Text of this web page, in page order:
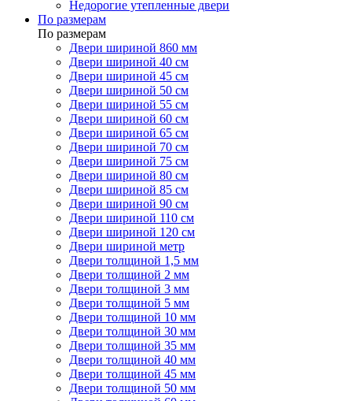
Недорогие утепленные двери
По размерам
По размерам
Двери шириной 860 мм
Двери шириной 40 см
Двери шириной 45 см
Двери шириной 50 см
Двери шириной 55 см
Двери шириной 60 см
Двери шириной 65 см
Двери шириной 70 см
Двери шириной 75 см
Двери шириной 80 см
Двери шириной 85 см
Двери шириной 90 см
Двери шириной 110 см
Двери шириной 120 см
Двери шириной метр
Двери толщиной 1,5 мм
Двери толщиной 2 мм
Двери толщиной 3 мм
Двери толщиной 5 мм
Двери толщиной 10 мм
Двери толщиной 30 мм
Двери толщиной 35 мм
Двери толщиной 40 мм
Двери толщиной 45 мм
Двери толщиной 50 мм